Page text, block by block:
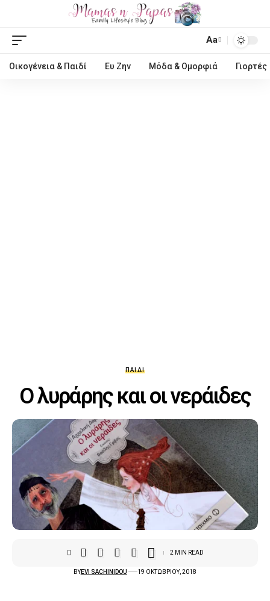
Aa
Οικογένεια & Παιδί Ευ Ζην Μόδα & Ομορφιά Γιορτές
ΠΑΙΔΊ
Ο λυράρης και οι νεράιδες
BYEVI SACHINIDOU 19 ΟΚΤΩΒΡΊΟΥ, 2018
2 MIN READ